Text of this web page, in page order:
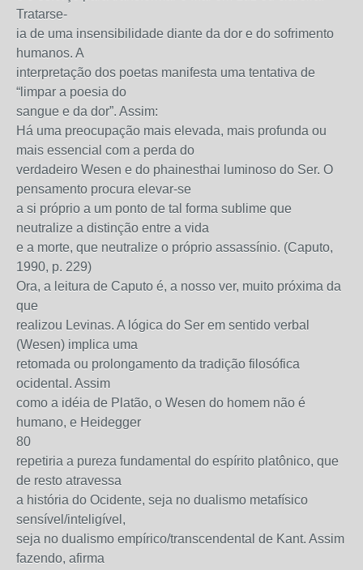
Tratarse-
ia de uma insensibilidade diante da dor e do sofrimento
humanos. A
interpretação dos poetas manifesta uma tentativa de
“limpar a poesia do
sangue e da dor”. Assim:
Há uma preocupação mais elevada, mais profunda ou
mais essencial com a perda do
verdadeiro Wesen e do phainesthai luminoso do Ser. O
pensamento procura elevar-se
a si próprio a um ponto de tal forma sublime que
neutralize a distinção entre a vida
e a morte, que neutralize o próprio assassínio. (Caputo,
1990, p. 229)
Ora, a leitura de Caputo é, a nosso ver, muito próxima da
que
realizou Levinas. A lógica do Ser em sentido verbal
(Wesen) implica uma
retomada ou prolongamento da tradição filosófica
ocidental. Assim
como a idéia de Platão, o Wesen do homem não é
humano, e Heidegger
80
repetiria a pureza fundamental do espírito platônico, que
de resto atravessa
a história do Ocidente, seja no dualismo metafísico
sensível/inteligível,
seja no dualismo empírico/transcendental de Kant. Assim
fazendo, afirma